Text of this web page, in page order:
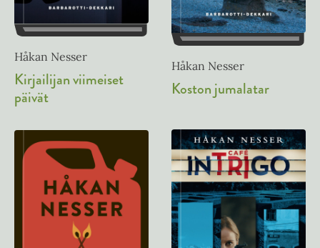
Håkan Nesser
Kirjailijan viimeiset
päivät
Håkan Nesser
Koston jumalatar